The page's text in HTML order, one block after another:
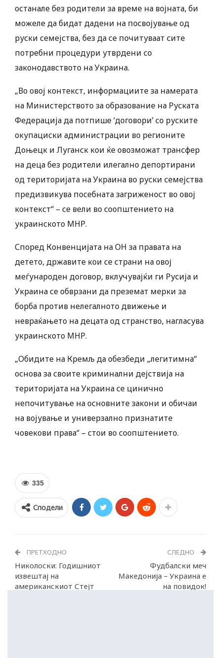
останале без родители за време на војната, би
можеле да бидат дадени на посвојување од
руски семејства, без да се почитуваат сите
потребни процедури утврдени со
законодавството на Украина.
„Во овој контекст, информациите за намерата
на Министерството за образование на Руската
Федерација да потпише ‘договори’ со руските
окупациски администрации во регионите
Доњецк и Луганск кои ќе овозможат трансфер
на деца без родители илегално депортирани
од територијата на Украина во руски семејства
предизвикува посебната загриженост во овој
контекст“ – се вели во соопштението на
украинското МНР.
Според Конвенцијата на ОН за правата на
детето, државите кои се страни на овој
меѓународен договор, вклучувајќи ги Русија и
Украина се обврзани да преземат мерки за
борба против нелегалното движење и
невраќањето на децата од странство, нагласува
украинското МНР.
„Обидите на Кремљ да обезбеди „легитимна“
основа за своите криминални дејствија на
територијата на Украина се цинично
непочитување на основните закони и обичаи
на војување и универзално признатите
човекови права“ – стои во соопштението.
335
Сподели
ПРЕТХОДНО
Николоски: Годишниот
извештај на
американскиот Стејт
СЛЕДНО
Фудбалски меч
Македонија – Украина е
на повидок!